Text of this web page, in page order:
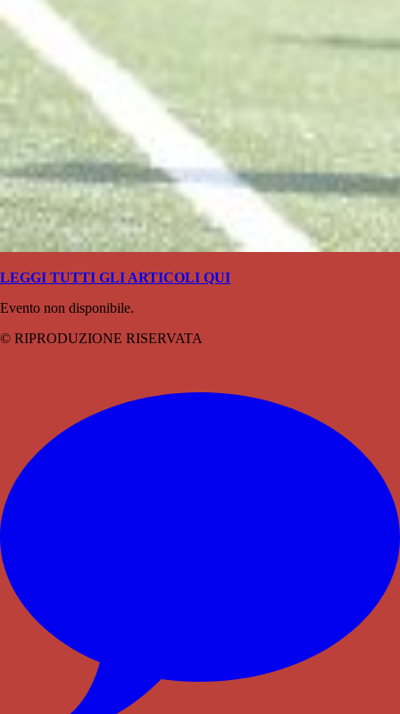
LEGGI TUTTI GLI ARTICOLI QUI
Evento non disponibile.
© RIPRODUZIONE RISERVATA